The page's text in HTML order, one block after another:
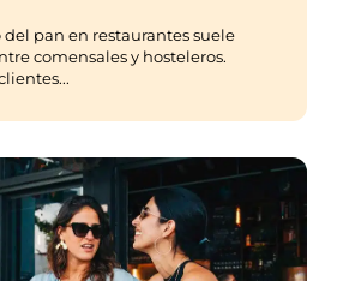
pan en restaurantes suele
comensales y hosteleros.